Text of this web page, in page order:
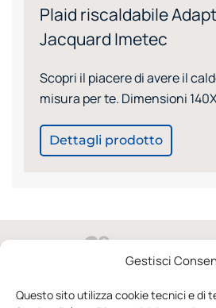
Gestisci
Questo sito utilizza cookie tecnici e di
Plaid riscaldabile
Jacquard Imetec
Scopri il piacere di avere il
misura per te. Dimensioni
Dettagli prodotto
via Domenico Raccuini 37/41